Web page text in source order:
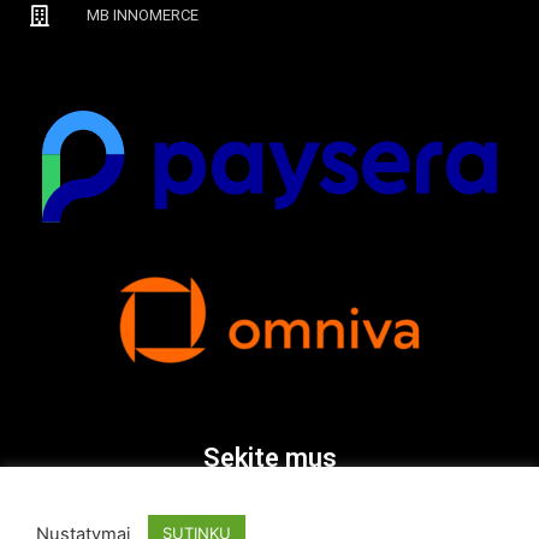
MB INNOMERCE
Sekite mus
Nustatymai SUTINKU